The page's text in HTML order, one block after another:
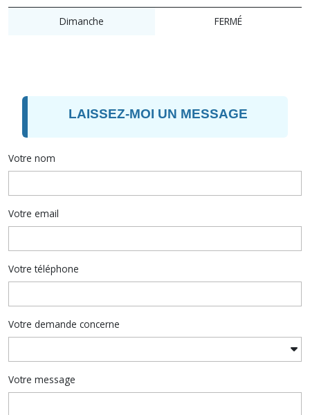
Dimanche FERMÉ
LAISSEZ-MOI UN MESSAGE
Votre nom
Votre email
Votre téléphone
Votre demande concerne
Votre message